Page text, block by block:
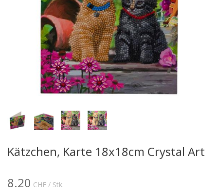
Kätzchen, Karte 18x18cm Crystal Art
8.20 CHF / Stk.